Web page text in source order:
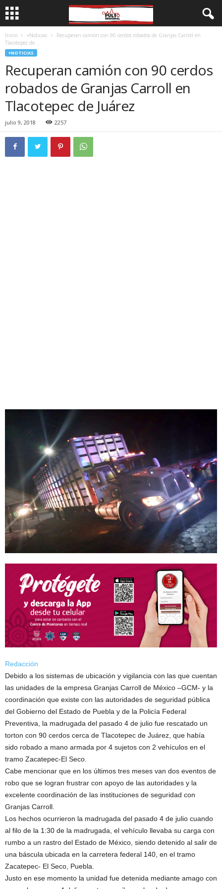
Inicio +Noticias
Recuperan camión con 90 cerdos robados de Granjas Carroll en
Tlacotepec de...
+NOTICIAS
Recuperan camión con 90 cerdos
robados de Granjas Carroll en
Tlacotepec de Juárez
julio 9, 2018 2257
Redacción
Debido a los sistemas de ubicación y vigilancia con las que cuentan
las unidades de la empresa Granjas Carroll de México –GCM- y la
coordinación que existe con las autoridades de seguridad pública
del Gobierno del Estado de Puebla y de la Policía Federal
Preventiva, la madrugada del pasado 4 de julio fue rescatado un
torton con 90 cerdos cerca de Tlacotepec de Juárez, que había
sido robado a mano armada por 4 sujetos con 2 vehículos en el
tramo Zacatepec-El Seco.
Cabe mencionar que en los últimos tres meses van dos eventos de
robo que se logran frustrar con apoyo de las autoridades y la
excelente coordinación de las instituciones de seguridad con
Granjas Carroll.
Los hechos ocurrieron la madrugada del pasado 4 de julio cuando
al filo de la 1:30 de la madrugada, el vehículo llevaba su carga con
rumbo a un rastro del Estado de México, siendo detenido al salir de
una báscula ubicada en la carretera federal 140, en el tramo
Zacatepec- El Seco, Puebla.
Justo en ese momento la unidad fue detenida mediante amago con